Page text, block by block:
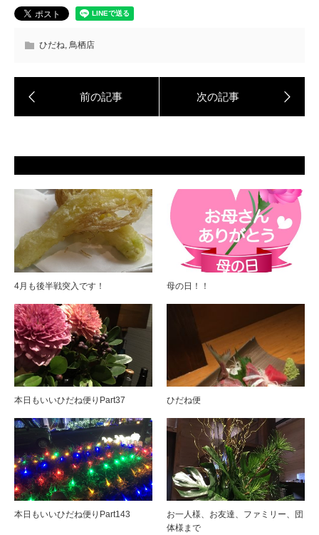
ひだね, 鳥栖店
4月も後半戦突入です！ 母の日！！
本日もいいひだね便りPart37 ひだね便
本日もいいひだね便りPart143
お一人様、お友達、ファミリー、団
体様まで